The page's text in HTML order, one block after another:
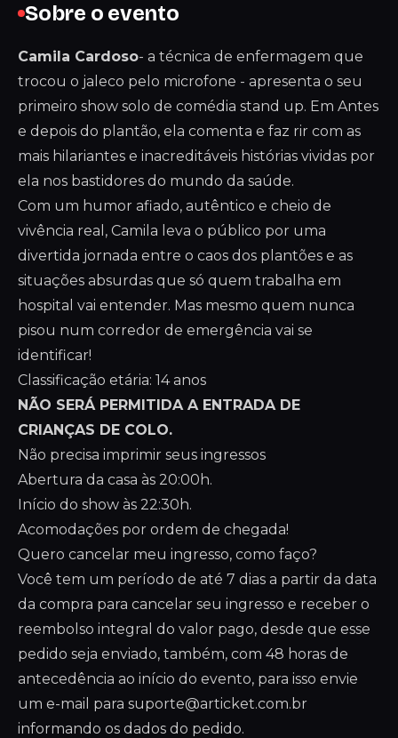
Sobre o evento
Camila Cardoso- a técnica de enfermagem que
trocou o jaleco pelo microfone - apresenta o seu
primeiro show solo de comédia stand up. Em Antes
e depois do plantão, ela comenta e faz rir com as
mais hilariantes e inacreditáveis histórias vividas por
ela nos bastidores do mundo da saúde.
Com um humor afiado, autêntico e cheio de
vivência real, Camila leva o público por uma
divertida jornada entre o caos dos plantões e as
situações absurdas que só quem trabalha em
hospital vai entender. Mas mesmo quem nunca
pisou num corredor de emergência vai se
identificar!
Classificação etária: 14 anos
NÃO SERÁ PERMITIDA A ENTRADA DE
CRIANÇAS DE COLO.
Não precisa imprimir seus ingressos
Abertura da casa às 20:00h.
Início do show às 22:30h.
Acomodações por ordem de chegada!
Quero cancelar meu ingresso, como faço?
Você tem um período de até 7 dias a partir da data
da compra para cancelar seu ingresso e receber o
reembolso integral do valor pago, desde que esse
pedido seja enviado, também, com 48 horas de
antecedência ao início do evento, para isso envie
um e-mail para suporte@articket.com.br
informando os dados do pedido.